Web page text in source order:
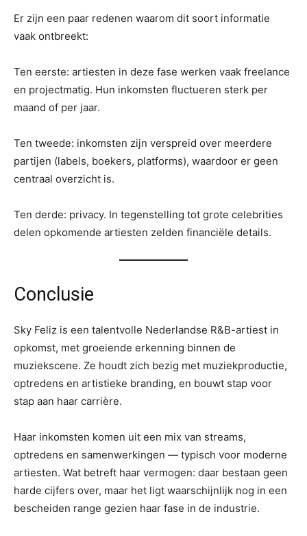
Er zijn een paar redenen waarom dit soort informatie
vaak ontbreekt:
Ten eerste: artiesten in deze fase werken vaak freelance
en projectmatig. Hun inkomsten fluctueren sterk per
maand of per jaar.
Ten tweede: inkomsten zijn verspreid over meerdere
partijen (labels, boekers, platforms), waardoor er geen
centraal overzicht is.
Ten derde: privacy. In tegenstelling tot grote celebrities
delen opkomende artiesten zelden financiële details.
Conclusie
Sky Feliz is een talentvolle Nederlandse R&B-artiest in
opkomst, met groeiende erkenning binnen de
muziekscene. Ze houdt zich bezig met muziekproductie,
optredens en artistieke branding, en bouwt stap voor
stap aan haar carrière.
Haar inkomsten komen uit een mix van streams,
optredens en samenwerkingen — typisch voor moderne
artiesten. Wat betreft haar vermogen: daar bestaan geen
harde cijfers over, maar het ligt waarschijnlijk nog in een
bescheiden range gezien haar fase in de industrie.